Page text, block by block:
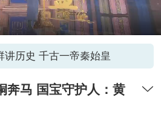
讲历史 千古一帝秦始皇
奔马 国宝守护人：黄